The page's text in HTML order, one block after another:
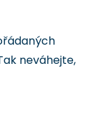
neváhejte,